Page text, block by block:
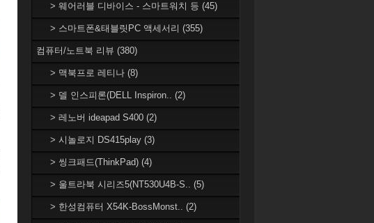
> 웨어러블 디바이스 - 스마트워치 등 (45)
> 스마트폰&태블릿PC 액세서리 (355)
컴퓨터/노트북 리뷰 (380)
> 맥북프로 레티나 (8)
> 델 인스피론(DELL Inspiron.. (2)
> 레노버 ideapad S400 (2)
> 시놀로지 DS415play (3)
> 씽크패드(ThinkPad) (4)
> 울트라북 시리즈5(NT530U4B-S.. (5)
> 한성컴퓨터 X54K-BossMonst.. (2)